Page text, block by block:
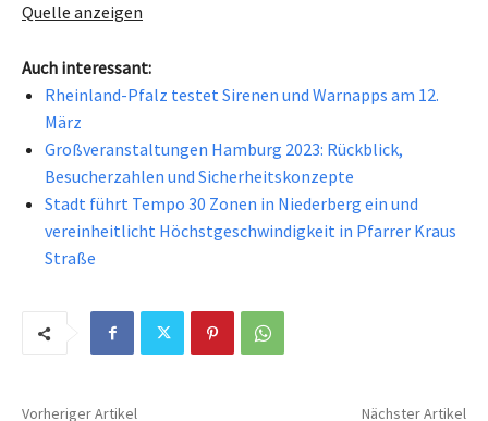
Quelle anzeigen
Auch interessant:
Rheinland-Pfalz testet Sirenen und Warnapps am 12.
März
Großveranstaltungen Hamburg 2023: Rückblick,
Besucherzahlen und Sicherheitskonzepte
Stadt führt Tempo 30 Zonen in Niederberg ein und
vereinheitlicht Höchstgeschwindigkeit in Pfarrer Kraus
Straße
Vorheriger Artikel Nächster Artikel